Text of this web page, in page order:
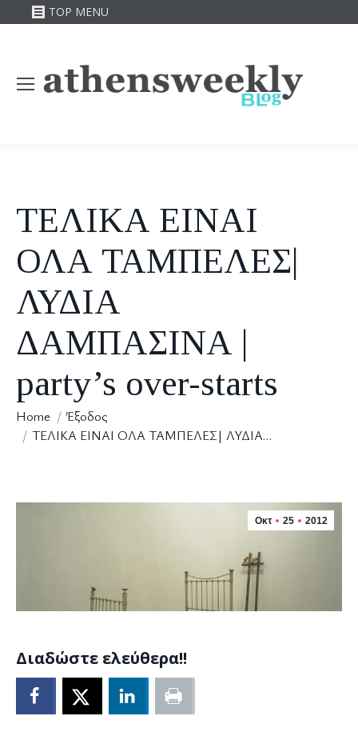
TOP MENU
ΤΕΛΙΚΑ ΕΙΝΑΙ
ΟΛΑ ΤΑΜΠΕΛΕΣ|
ΛΥΔΙΑ
ΔΑΜΠΑΣΙΝΑ |
party’s over-starts
You are here:
Home
Έξοδος
ΤΕΛΙΚΑ ΕΙΝΑΙ ΟΛΑ ΤΑΜΠΕΛΕΣ| ΛΥΔΙΑ…
Οκτ 25 2012
Διαδώστε ελεύθερα!!